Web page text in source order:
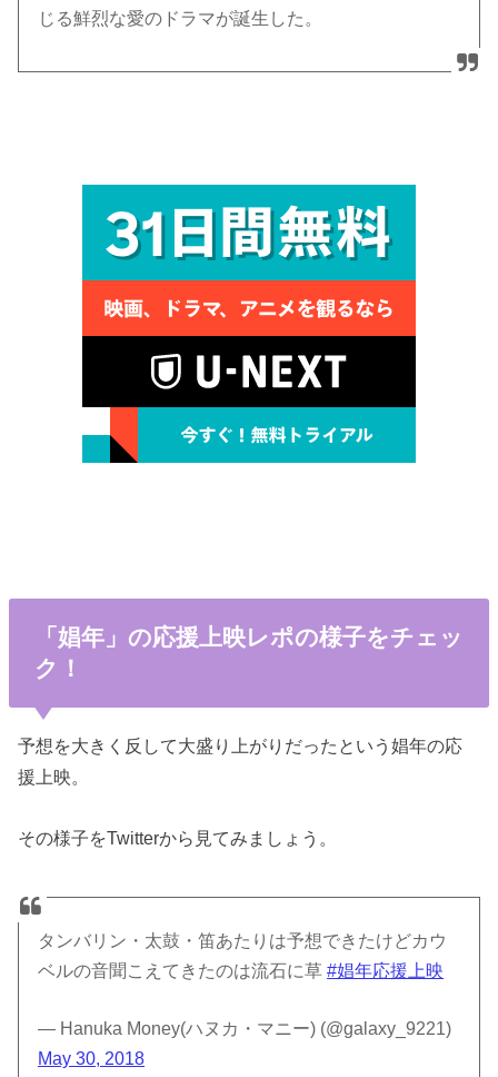
じる鮮烈な愛のドラマが誕生した。
「娼年」の応援上映レポの様子をチェッ
ク！
予想を大きく反して大盛り上がりだったという娼年の応
援上映。
その様子をTwitterから見てみましょう。
タンバリン・太鼓・笛あたりは予想できたけどカウ
ベルの音聞こえてきたのは流石に草#娼年応援上映
— Hanuka Money(ハヌカ・マニー) (@galaxy_9221)
May 30, 2018